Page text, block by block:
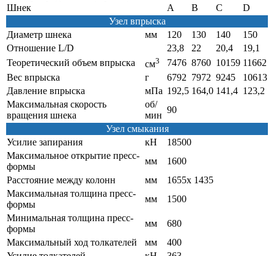
Шнек
A B C
D
Узел впрыска
Диаметр шнека
мм 120 130 140
150
Отношение L/D
23,8 22 20,4
19,1
Теоретический объем впрыска
см3 7476 8760 10159 11662
Вес впрыска
г 6792 7972 9245
10613
Давление впрыска
мПа 192,5 164,0 141,4 123,2
Максимальная скорость
вращения шнека
об/
мин
90
Узел смыкания
Усилие запирания
кН
18500
Максимальное открытие пресс-
формы
мм
1600
Расстояние между колонн
мм
1655х 1435
Максимальная толщина пресс-
формы
мм
1500
Минимальная толщина пресс-
формы
мм
680
Максимальный ход толкателей
мм
400